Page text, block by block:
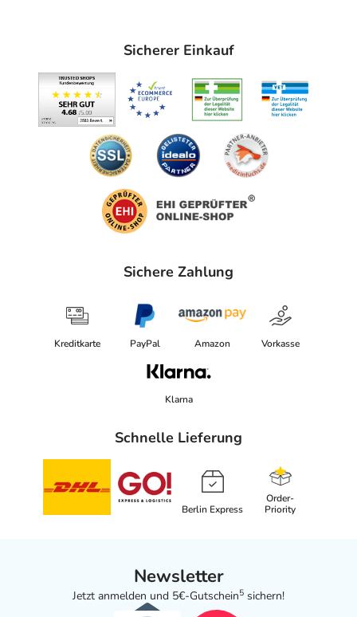
PDF des Beipackzettels
können Sie sich oben
herunterladen.
Sicherer Einkauf
Sichere Zahlung
Kreditkarte PayPal Amazon Vorkasse
Klarna
Schnelle Lieferung
Berlin Express
Order-
Priority
Newsletter
Jetzt anmelden und 5€-Gutschein5 sichern!